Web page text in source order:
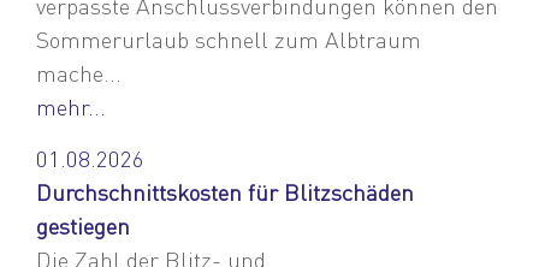
Sommerurlaub schnell zum Albtraum
mache...
mehr...
01.08.2026
Durchschnittskosten für Blitzschäden
gestiegen
Die Zahl der Blitz- und